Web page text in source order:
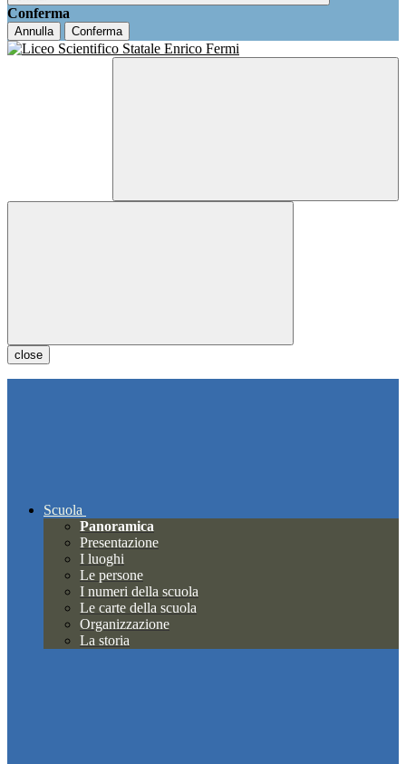
Conferma
Annulla Conferma
close
Scuola
Panoramica
Presentazione
I luoghi
Le persone
I numeri della scuola
Le carte della scuola
Organizzazione
La storia